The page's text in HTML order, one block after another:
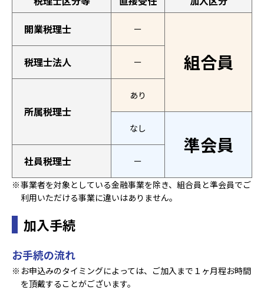
開業税理士
ー
組合員
税理士法人 ー
所属税理士
あり
なし
準会員
社員税理士
ー
事業者を対象としている金融事業を除き、組合員と準会員でご
利用いただける事業に違いはありません。
加入手続
お手続の流れ
お申込みのタイミングによっては、ご加入まで１ヶ月程お時間
を頂戴することがございます。